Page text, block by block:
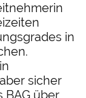
in
sicher